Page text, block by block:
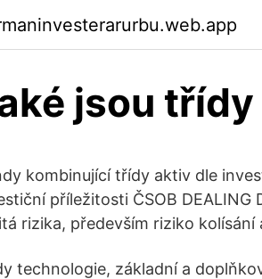
jsou
kombinující třídy aktiv dle
příležitosti ČSOB DEALING
rizika, především riziko
technologie, základní a